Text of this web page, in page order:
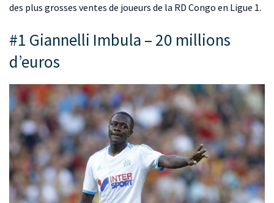
des plus grosses ventes de joueurs de la RD Congo en Ligue 1.
#1 Giannelli Imbula – 20 millions
d’euros